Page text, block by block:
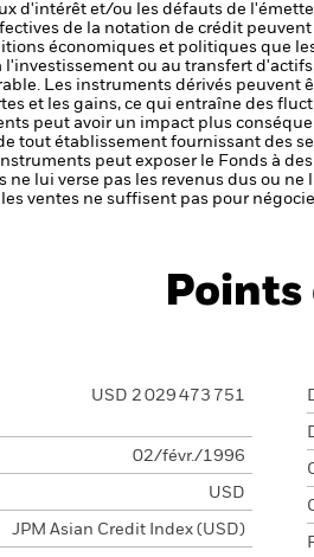
d'intérêt et/ou les défauts de
de la notation de crédit
économiques et politiques que
l'investissement ou au transfert
Les instruments dérivés peuvent
et les gains, ce qui entraîne des
peut avoir un impact plus
tout établissement fournissant des
peut exposer le Fonds à
lui verse pas les revenus dus ou ne
ventes ne suffisent pas pour
Points
USD 2 029 473 751
02/févr./1996
USD
JPM Asian Credit Index (USD)